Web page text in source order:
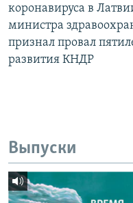
коронавируса в
министра
признал провал
развития КНДР
Выпуски